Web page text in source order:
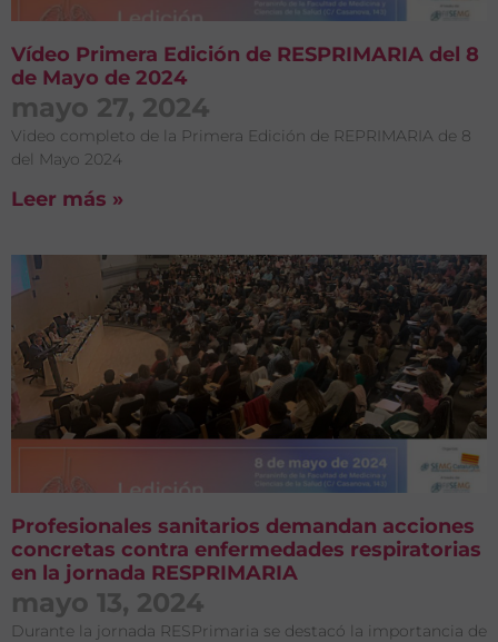
Vídeo Primera Edición de RESPRIMARIA del 8
de Mayo de 2024
mayo 27, 2024
Video completo de la Primera Edición de REPRIMARIA de 8
del Mayo 2024
Leer más »
Profesionales sanitarios demandan acciones
concretas contra enfermedades respiratorias
en la jornada RESPRIMARIA
mayo 13, 2024
Durante la jornada RESPrimaria se destacó la importancia de